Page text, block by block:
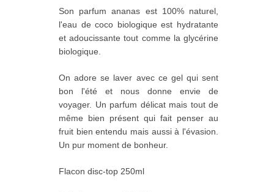
Son parfum ananas est 100% naturel,
l'eau de coco biologique est hydratante
et adoucissante tout comme la glycérine
biologique.
On adore se laver avec ce gel qui sent
bon l'été et nous donne envie de
voyager. Un parfum délicat mais tout de
même bien présent qui fait penser au
fruit bien entendu mais aussi à l'évasion.
Un pur moment de bonheur.
Flacon disc-top 250ml